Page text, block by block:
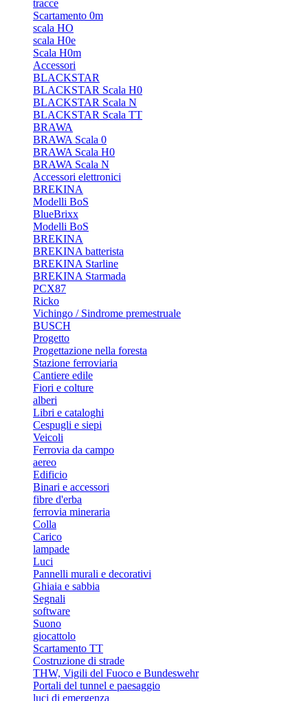
tracce
Scartamento 0m
scala HO
scala H0e
Scala H0m
Accessori
BLACKSTAR
BLACKSTAR Scala H0
BLACKSTAR Scala N
BLACKSTAR Scala TT
BRAWA
BRAWA Scala 0
BRAWA Scala H0
BRAWA Scala N
Accessori elettronici
BREKINA
Modelli BoS
BlueBrixx
Modelli BoS
BREKINA
BREKINA batterista
BREKINA Starline
BREKINA Starmada
PCX87
Ricko
Vichingo / Sindrome premestruale
BUSCH
Progetto
Progettazione nella foresta
Stazione ferroviaria
Cantiere edile
Fiori e colture
alberi
Libri e cataloghi
Cespugli e siepi
Veicoli
Ferrovia da campo
aereo
Edificio
Binari e accessori
fibre d'erba
ferrovia mineraria
Colla
Carico
lampade
Luci
Pannelli murali e decorativi
Ghiaia e sabbia
Segnali
software
Suono
giocattolo
Scartamento TT
Costruzione di strade
THW, Vigili del Fuoco e Bundeswehr
Portali del tunnel e paesaggio
luci di emergenza